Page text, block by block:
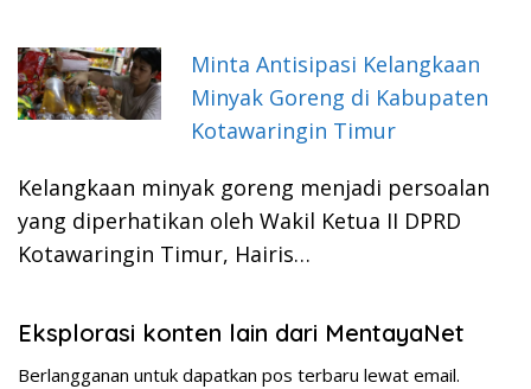
Minta Antisipasi Kelangkaan
Minyak Goreng di Kabupaten
Kotawaringin Timur
Kelangkaan minyak goreng menjadi persoalan
yang diperhatikan oleh Wakil Ketua II DPRD
Kotawaringin Timur, Hairis…
Eksplorasi konten lain dari MentayaNet
Berlangganan untuk dapatkan pos terbaru lewat email.